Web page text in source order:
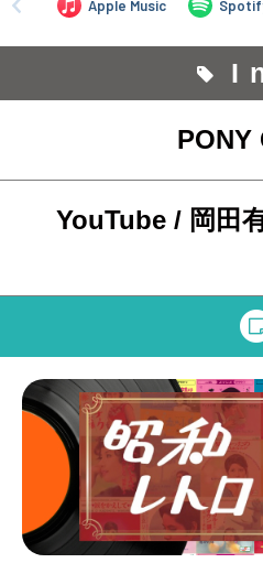
PONY
YouTube / 岡田